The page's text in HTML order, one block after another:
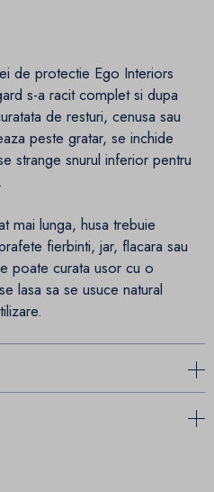
de protectie Ego Interiors
s-a racit complet si dupa
de resturi, cenusa sau
peste gratar, se inchide
strange snurul inferior pentru
mai lunga, husa trebuie
fierbinti, jar, flacara sau
poate curata usor cu o
lasa sa se usuce natural